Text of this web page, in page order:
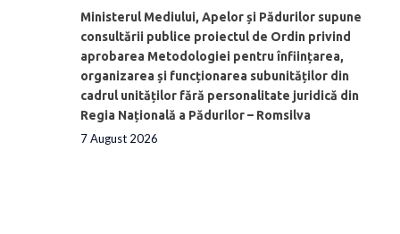
Ministerul Mediului, Apelor și Pădurilor supune
consultării publice proiectul de Ordin privind
aprobarea Metodologiei pentru înființarea,
organizarea și funcționarea subunităților din
cadrul unităților fără personalitate juridică din
Regia Națională a Pădurilor – Romsilva
7 August 2026